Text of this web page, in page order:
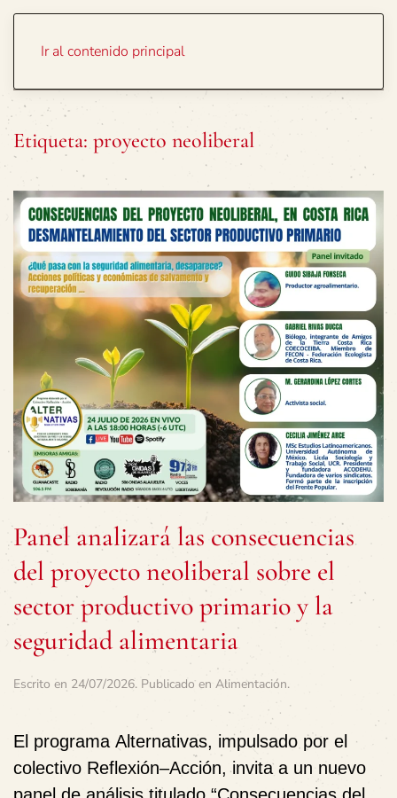
Ir al contenido principal
Etiqueta: proyecto neoliberal
Panel analizará las consecuencias
del proyecto neoliberal sobre el
sector productivo primario y la
seguridad alimentaria
Escrito en 24/07/2026. Publicado en Alimentación.
El programa Alternativas, impulsado por el
colectivo Reflexión–Acción, invita a un nuevo
panel de análisis titulado “Consecuencias del